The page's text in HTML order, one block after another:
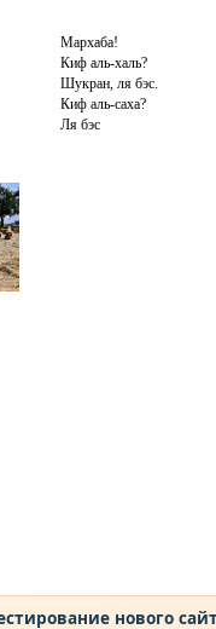
Мархаба!
Киф аль-халь?
Шукран, ля бэс.
Киф аль-саха?
Ля бэс
нового